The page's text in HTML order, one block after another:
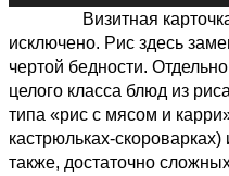
Визитная карточка
исключено. Рис здесь
чертой бедности.
целого класса блюд из
типа «рис с мясом и
кастрюльках-
также, достаточно